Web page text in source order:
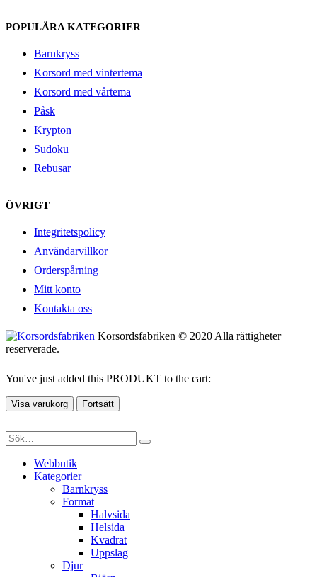
POPULÄRA KATEGORIER
Barnkryss
Korsord med vintertema
Korsord med vårtema
Påsk
Krypton
Sudoku
Rebusar
ÖVRIGT
Integritetspolicy
Användarvillkor
Orderspårning
Mitt konto
Kontakta oss
Korsordsfabriken © 2020 Alla rättigheter
reserverade.
You've just added this PRODUKT to the cart:
Visa varukorg Fortsätt
Webbutik
Kategorier
Barnkryss
Format
Halvsida
Helsida
Kvadrat
Uppslag
Djur